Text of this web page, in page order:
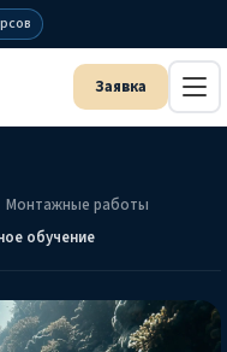
Монтажные работы
обучение